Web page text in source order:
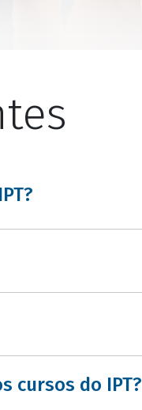
cursos do IPT?